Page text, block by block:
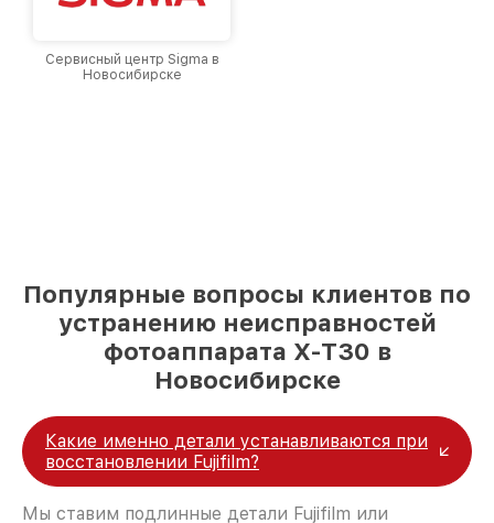
Сервисный центр Sigma в
Новосибирске
Популярные вопросы клиентов по
устранению неисправностей
фотоаппарата X-T30 в
Новосибирске
Какие именно детали устанавливаются при
восстановлении Fujifilm?
Мы ставим подлинные детали Fujifilm или